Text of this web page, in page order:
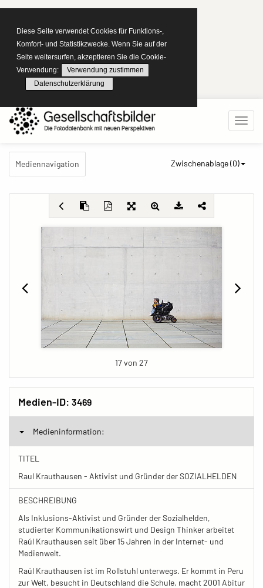
Diese Seite verwendet Cookies für Funktions-,
Komfort- und Statistikzwecke. Wenn Sie auf der
Seite weitersurfen, akzeptieren Sie die Cookie-
Verwendung:
Verwendung zustimmen
Datenschutzerklärung
Mediennavigation Zwischenablage (0)
17 von 27
Medien-ID: 3469
Medieninformation:
TITEL
Raul Krauthausen - Aktivist und Gründer der SOZIALHELDEN
BESCHREIBUNG
Als Inklusions-Aktivist und Gründer der Sozialhelden,
studierter Kommunikationswirt und Design Thinker arbeitet
Raúl Krauthausen seit über 15 Jahren in der Internet- und
Medienwelt.
Raúl Krauthausen ist im Rollstuhl unterwegs. Er kommt in Peru
zur Welt, besucht in Deutschland die Schule, macht 2001 Abitur